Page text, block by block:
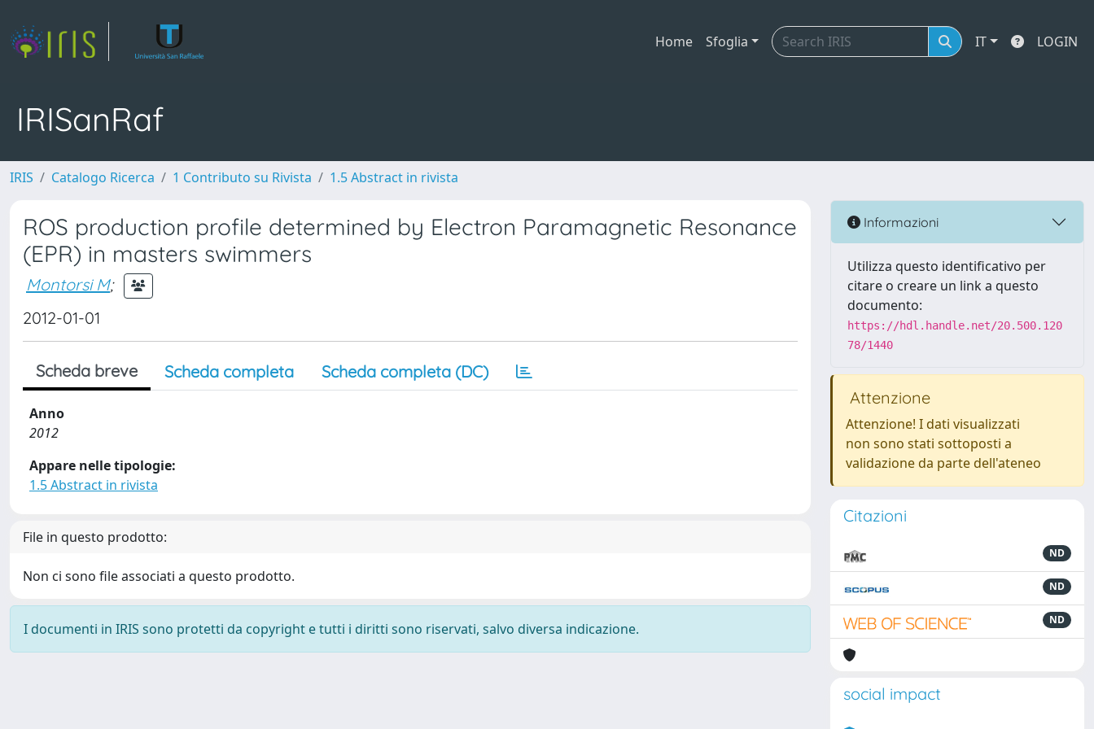
Home Sfoglia IT LOGIN
IRISanRaf
IRIS Catalogo Ricerca 1 Contributo su Rivista 1.5 Abstract in rivista
ROS production profile determined by Electron Paramagnetic Resonance
(EPR) in masters swimmers
Montorsi M;
2012-01-01
Scheda breve Scheda completa Scheda completa (DC)
Anno
2012
Appare nelle tipologie:
1.5 Abstract in rivista
File in questo prodotto:
Non ci sono file associati a questo prodotto.
I documenti in IRIS sono protetti da copyright e tutti i diritti sono riservati, salvo diversa indicazione.
Informazioni
Utilizza questo identificativo per
citare o creare un link a questo
documento:
https://hdl.handle.net/20.500.120
78/1440
Attenzione
Attenzione! I dati visualizzati
non sono stati sottoposti a
validazione da parte dell'ateneo
Citazioni
ND
ND
ND
social impact